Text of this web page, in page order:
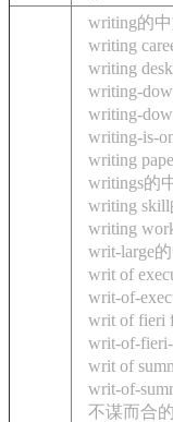
writing的
writing
writing
writing-
writing-
writing-is-
writing
writings的
writing
writing
writ-large
writ of
writ-of-
writ of fieri
writ-of-
writ of
writ-of-
不谋而合